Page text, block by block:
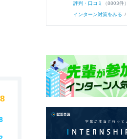
評判・口コミ （8803件）
インターン対策をみる /